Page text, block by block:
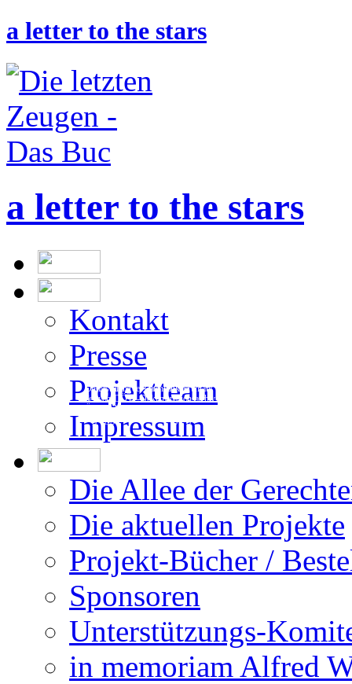
a letter to the stars
a letter to the stars
Kontakt
Presse
Projektteam
Impressum
Die Allee der
Die aktuellen Projekte
Projekt-Bücher /
Sponsoren
Unterstützungs-
in memoriam Alfred
Die Erstellung der Datenbank beruht auf
den vom DÖW - Dokumentationsarchiv des
Österreichischen Widerstandes - zur Ver-